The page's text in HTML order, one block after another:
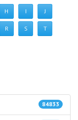
H I J
R S T
84833